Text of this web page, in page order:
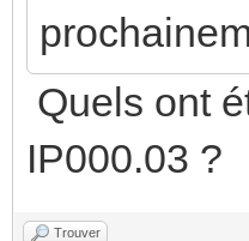
Quels ont
IP000.03 ?
Trouver